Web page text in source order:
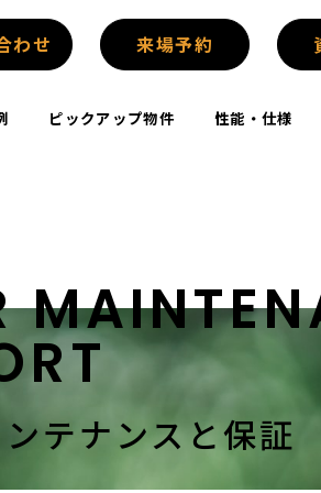
わせ 来場予約
ピックアップ物件 性能・仕様
テナンスと保証